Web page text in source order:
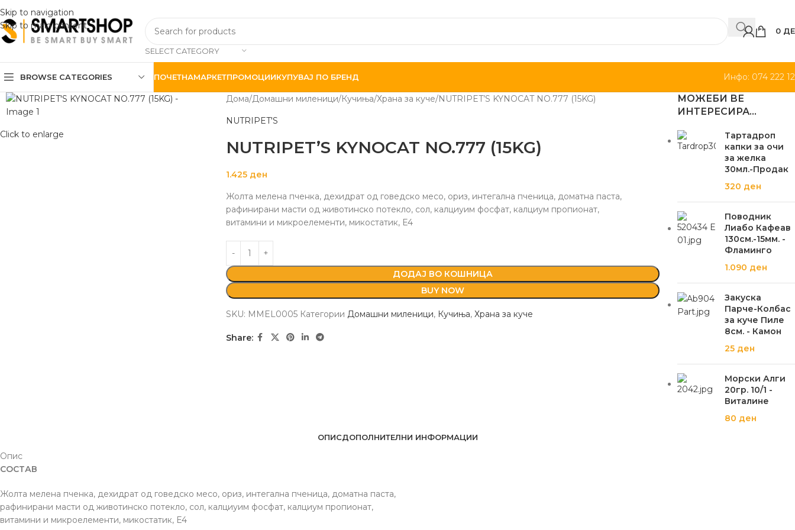
Skip to navigation
Skip to main content
SELECT CATEGORY
0
BROWSE CATEGORIES ПОЧЕТНАМАРКЕТПРОМОЦИИКУПУВАЈ ПО БРЕНД Инфо: 074 222
Click to enlarge
Дома Домашни миленици Кучиња Храна за куче NUTRIPET’S KYNOCAT NO.777 (15KG)
NUTRIPET'S
NUTRIPET’S KYNOCAT NO.777 (15KG)
1.425 ден
Жолта мелена пченка, дехидрат од говедско месо, ориз, интегална пченица, доматна паста,
рафинирани масти од животинско потекло, сол, калциуим фосфат, калциум пропионат,
витамини и микроелементи, микостатик, Е4
ДОДАЈ ВО КОШНИЦА
BUY NOW
SKU: MMEL0005 Категории Домашни миленици, Кучиња, Храна за куче
Share:
МОЖЕБИ ВЕ
ИНТЕРЕСИРА…
Тартадроп
капки за очи
за желка
30мл.-Продак
320 ден
Поводник
Лиабо Кафеав
130см.-15мм. -
Фламинго
1.090 ден
Закуска
Парче-Колбас
за куче Пиле
8см. - Камон
25 ден
Морски Алги
20гр. 10/1 -
Виталине
80 ден
ОПИСДОПОЛНИТЕЛНИ ИНФОРМАЦИИ
Опис
СОСТАВ
Жолта мелена пченка, дехидрат од говедско месо, ориз, интегална пченица, доматна паста,
рафинирани масти од животинско потекло, сол, калциуим фосфат, калциум пропионат,
витамини и микроелементи, микостатик, Е4